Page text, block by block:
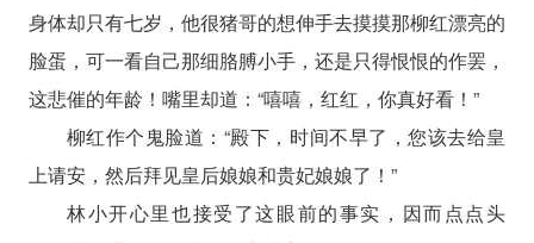
身体却只有七岁，他很猪哥的想伸手去摸摸那柳红漂亮的
脸蛋，可一看自己那细胳膊小手，还是只得恨恨的作罢，
这悲催的年龄！嘴里却道：“嘻嘻，红红，你真好看！”
柳红作个鬼脸道：“殿下，时间不早了，您该去给皇
上请安，然后拜见皇后娘娘和贵妃娘娘了！”
林小开心里也接受了这眼前的事实，因而点点头